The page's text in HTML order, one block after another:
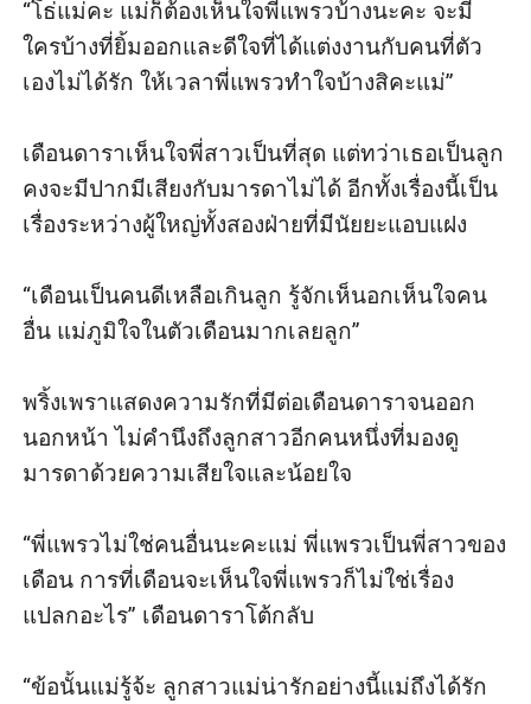
“โธ่แม่คะ แม่ก็ต้องเห็นใจพี่แพรวบ้างนะคะ จะมี
ใครบ้างที่ยิ้มออกและดีใจที่ได้แต่งงานกับคนที่ตัว
เองไม่ได้รัก ให้เวลาพี่แพรวทำใจบ้างสิคะแม่”
เดือนดาราเห็นใจพี่สาวเป็นที่สุด แต่ทว่าเธอเป็นลูก
คงจะมีปากมีเสียงกับมารดาไม่ได้ อีกทั้งเรื่องนี้เป็น
เรื่องระหว่างผู้ใหญ่ทั้งสองฝ่ายที่มีนัยยะแอบแฝง
“เดือนเป็นคนดีเหลือเกินลูก รู้จักเห็นอกเห็นใจคน
อื่น แม่ภูมิใจในตัวเดือนมากเลยลูก”
พริ้งเพราแสดงความรักที่มีต่อเดือนดาราจนออก
นอกหน้า ไม่คำนึงถึงลูกสาวอีกคนหนึ่งที่มองดู
มารดาด้วยความเสียใจและน้อยใจ
“พี่แพรวไม่ใช่คนอื่นนะคะแม่ พี่แพรวเป็นพี่สาวของ
เดือน การที่เดือนจะเห็นใจพี่แพรวก็ไม่ใช่เรื่อง
แปลกอะไร” เดือนดาราโต้กลับ
“ข้อนั้นแม่รู้จ้ะ ลูกสาวแม่น่ารักอย่างนี้แม่ถึงได้รัก